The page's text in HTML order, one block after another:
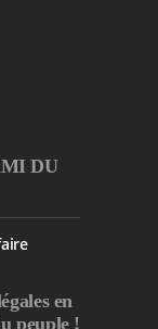
DU
en
peuple !